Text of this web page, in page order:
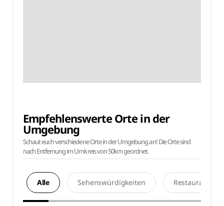
Empfehlenswerte Orte in der
Umgebung
Schaut euch verschiedene Orte in der Umgebung an! Die Orte sind
nach Entfernung im Umkreis von 50km geordnet.
Alle Sehenswürdigkeiten Restaurants